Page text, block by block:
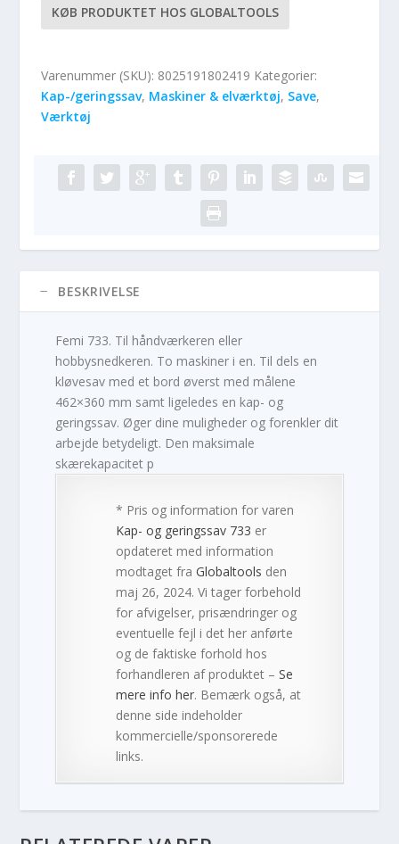
KØB PRODUKTET HOS GLOBALTOOLS
Varenummer (SKU): 8025191802419 Kategorier:
Kap-/geringssav, Maskiner & elværktøj, Save,
Værktøj
BESKRIVELSE
Femi 733. Til håndværkeren eller
hobbysnedkeren. To maskiner i en. Til dels en
kløvesav med et bord øverst med målene
462×360 mm samt ligeledes en kap- og
geringssav. Øger dine muligheder og forenkler dit
arbejde betydeligt. Den maksimale
skærekapacitet p
* Pris og information for varen
Kap- og geringssav 733 er
opdateret med information
modtaget fraGlobaltools den
maj 26, 2024. Vi tager forbehold
for afvigelser, prisændringer og
eventuelle fejl i det her anførte
og de faktiske forhold hos
forhandleren af produktet –Se
mere info her. Bemærk også, at
denne side indeholder
kommercielle/sponsorerede
links.